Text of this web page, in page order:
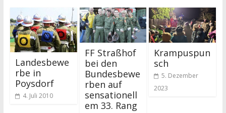
Landesbewe
rbe in
Poysdorf
4. Juli 2010
FF Straßhof
bei den
Bundesbewe
rben auf
sensationell
em 33. Rang
Krampuspun
sch
5. Dezember
2023